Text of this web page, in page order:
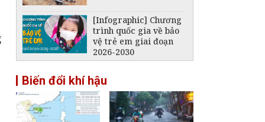
[Infographic] Chương
trình quốc gia về bảo
vệ trẻ em giai đoạn
2026-2030
mới mô hình phát
triển giúp Việt Nam
bứt phá mạnh mẽ
trong kỷ nguyên mới
Biến đổi khí hậu